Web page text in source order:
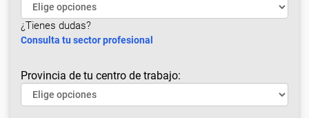
¿Tienes dudas?
Consulta tu sector profesional
Provincia de tu centro de trabajo: